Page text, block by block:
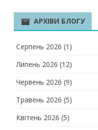
АРХІВИ БЛОГУ
Серпень 2026 (1)
Липень 2026 (12)
Червень 2026 (9)
Травень 2026 (5)
Квітень 2026 (5)